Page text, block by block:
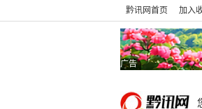
黔讯网首页 加入
广告